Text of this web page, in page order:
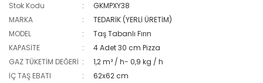
Stok Kodu
GKMPXY38
MARKA
TEDARİK (YERLİ ÜRETİM)
MODEL
Taş Tabanlı Fırın
KAPASİTE
4 Adet 30 cm Pizza
GAZ TÜKETİM DEĞERİ
1,2 m³ / h- 0,9 kg / h
İÇ TAŞ EBATI
62x62 cm